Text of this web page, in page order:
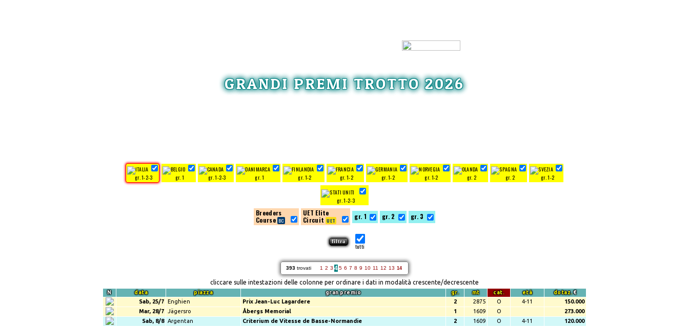
GRANDI PREMI TROTTO 2026
gr. 1-2-3 gr. 1 gr. 1-2-3 gr. 1 gr. 1-2 gr. 1-2 gr. 1-2 gr. 1-2 gr. 2 gr. 2 gr. 1-2
gr. 1-2-3
Breeders
Course
UET Elite
Circuit
gr. 1 gr. 2 gr. 3
tutti
393 trovati 1 2 3 45 6 7 8 9 10 11 12 13 14
cliccare sulle intestazioni delle colonne per ordinare i dati in modalità crescente/decrescente
N data piazza gran premio gr. mt cat. età dotaz.€
Sab, 25/7 Enghien Prix Jean-Luc Lagardere 2 2875 O 4-11
150.000
Mar, 28/7 Jägersro Åbergs Memorial 1 1609 O
273.000
Sab, 8/8 Argentan Criterium de Vitesse de Basse-Normandie 2 1609 O 4-11
120.000